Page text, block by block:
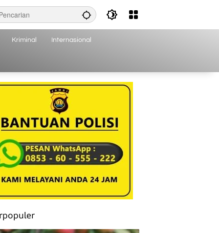
Kriminal Internasional